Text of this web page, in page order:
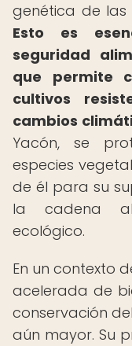
genética de
Esto es
seguridad
que permite
cultivos
cambios
Yacón, se
especies
de él para su
la cadena
ecológico.
En un contexto
acelerada de
conservación
aún mayor. Su